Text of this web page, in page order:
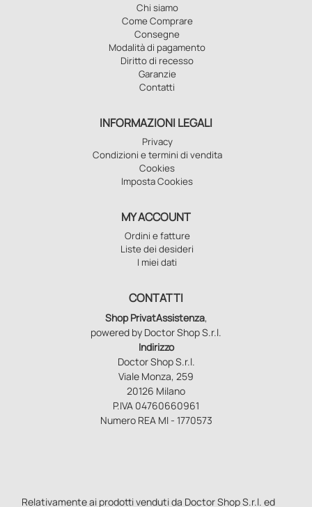
Chi siamo
Come Comprare
Consegne
Modalità di pagamento
Diritto di recesso
Garanzie
Contatti
INFORMAZIONI LEGALI
Privacy
Condizioni e termini di vendita
Cookies
Imposta Cookies
MY ACCOUNT
Ordini e fatture
Liste dei desideri
I miei dati
CONTATTI
Shop PrivatAssistenza,
powered by Doctor Shop S.r.l.
Indirizzo
Doctor Shop S.r.l.
Viale Monza, 259
20126 Milano
P.IVA 04760660961
Numero REA MI - 1770573
Relativamente ai prodotti venduti da Doctor Shop S.r.l. ed